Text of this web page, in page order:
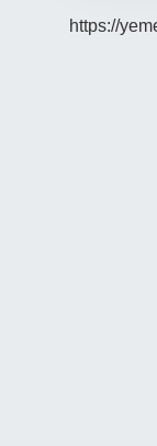
https://